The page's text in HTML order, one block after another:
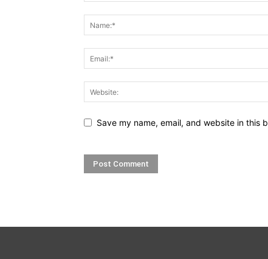
Save my name, email, and website in this